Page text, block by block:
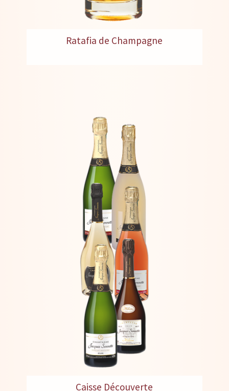
Ratafia de Champagne
Caisse Découverte